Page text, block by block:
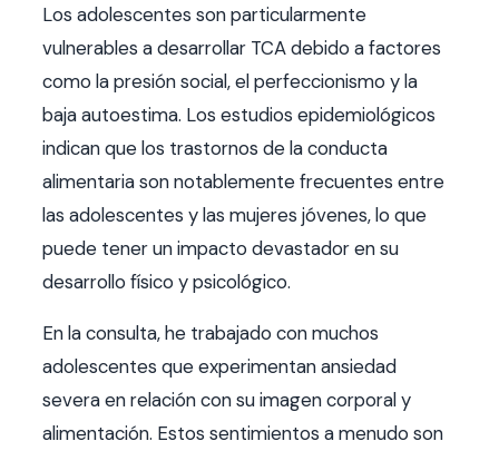
Los adolescentes son particularmente
vulnerables a desarrollar TCA debido a factores
como la presión social, el perfeccionismo y la
baja autoestima. Los estudios epidemiológicos
indican que los trastornos de la conducta
alimentaria son notablemente frecuentes entre
las adolescentes y las mujeres jóvenes, lo que
puede tener un impacto devastador en su
desarrollo físico y psicológico.
En la consulta, he trabajado con muchos
adolescentes que experimentan ansiedad
severa en relación con su imagen corporal y
alimentación. Estos sentimientos a menudo son